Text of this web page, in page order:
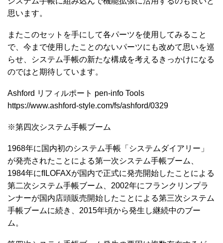
思います。
またこのセットを手にして各パーツを使用してみること
で、今まで使用したことのないパーツにも改めて思いを巡
らせ、システム手帳の新たな構成を考えるきっかけになる
のではと期待しています。
Ashford リフィルポート pen-info Tools
https://www.ashford-style.com/fs/ashford/0329
※第四次システム手帳ブーム
1968年に国内初のシステム手帳「システムダイアリー」
が発売されたことによる第一次システム手帳ブーム、
1984年にfILOFAXが国内で正式に発売開始したことによる
第二次システム手帳ブーム、2002年にフランクリンプラ
ンナーが国内店頭販売開始したことによる第三次システム
手帳ブームに続き、2015年頃から発生し継続中のブー
ム。